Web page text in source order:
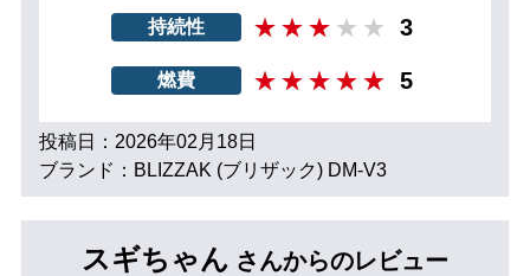
持続性 3
燃費 5
投稿日：2026年02月18日
ブランド：BLIZZAK (ブリザック) DM-V3
スギちゃん さんからのレビュー